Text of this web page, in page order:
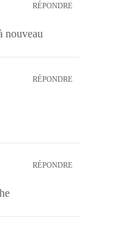
RÉPONDRE
nouveau
RÉPONDRE
RÉPONDRE